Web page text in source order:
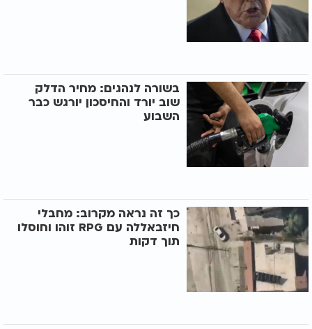
בשורה לנהגים: מחיר הדלק
שוב יורד והחיסכון יורגש כבר
השבוע
כך זה נראה מקרוב: מחבלי
חיזבאללה עם RPG זוהו וחוסלו
תוך דקות